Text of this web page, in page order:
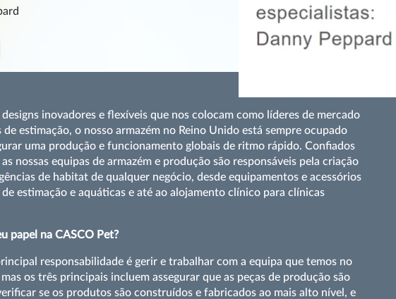
inovadores e flexíveis que nos colocam como líderes de mercado
estimação, o nosso armazém no Reino Unido está sempre ocupado
uma produção e funcionamento globais de ritmo rápido. Confiados
nossas equipas de armazém e produção são responsáveis pela criação
de habitat de qualquer negócio, desde equipamentos e acessórios
estimação e aquáticas e até ao alojamento clínico para clínicas
papel na CASCO Pet?
responsabilidade é gerir e trabalhar com a equipa que temos no
os três principais incluem assegurar que as peças de produção são
se os produtos são construídos e fabricados ao mais alto nível, e